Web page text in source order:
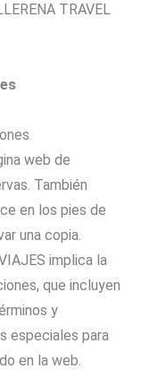
TRAVEL
web de
También
en los pies de
una copia.
implica la
que incluyen
y
especiales para
en la web.